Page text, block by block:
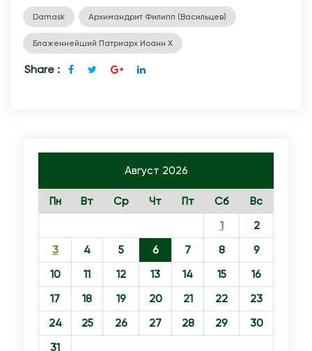
О
З
Е
Я
Е
Damask Архимандрит Филипп (Васильцев)
Блаженнейший Патриарх Иоанн Х
Share :
Август 2026
Пн Вт Ср Чт Пт Сб
Вс
1
2
3
4 5 6 7 8
9
10
11 12 13 14 15
16
17
18 19 20 21 22
23
24
25 26 27 28 29
30
31